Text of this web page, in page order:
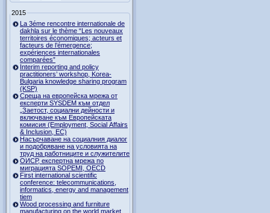
2015
La 3éme rencontre internationale de
dakhla sur le thème “Les nouveaux
territoires économiques; acteurs et
facteurs de l’émergence;
expériences internationales
comparées”
Interim reporting and policy
practitioners’ workshop, Korea-
Bulgaria knowledge sharing program
(KSP)
Среща на европейска мрежа от
експерти SYSDEM към отдел
„Заетост, социални дейности и
включване към Европейската
комисия (Employment, Social Affairs
& Inclusion, ЕС)
Насърчаване на социалния диалог
и подобряване на условията на
труд на работниците и служителите
ОИСР, експертна мрежа по
миграцията SOPEMI, OECD
First international scientific
conference: telecommunications,
informatics, energy and management
tiem
Wood processing and furniture
manufacturing on the world market